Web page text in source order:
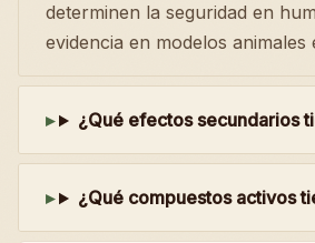
determinen la seguridad en
evidencia en modelos
¿Qué efectos secundarios
¿Qué compuestos activos